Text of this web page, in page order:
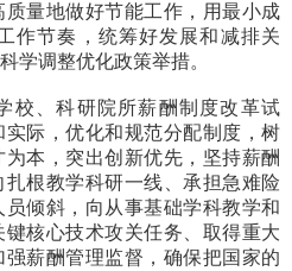
量地做好节能工作，用最小成
作节奏，统筹好发展和减排关
学调整优化政策举措。
校、科研院所薪酬制度改革试
际，优化和规范分配制度，树
本，突出创新优先，坚持薪酬
根教学科研一线、承担急难险
倾斜，向从事基础学科教学和
核心技术攻关任务、取得重大
薪酬管理监督，确保把国家的